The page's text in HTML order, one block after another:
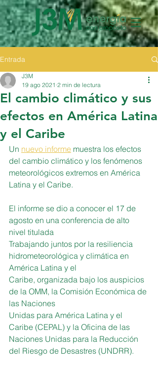
Entrada
El cambio climático y sus
efectos en América Latina
y el Caribe
J3M
19 ago 2021 2 min de lectura
Un nuevo informe muestra los efectos
del cambio climático y los fenómenos
meteorológicos extremos en América
Latina y el Caribe.
El informe se dio a conocer el 17 de
agosto en una conferencia de alto
nivel titulada
Trabajando juntos por la resiliencia
hidrometeorológica y climática en
América Latina y el
Caribe, organizada bajo los auspicios
de la OMM, la Comisión Económica de
las Naciones
Unidas para América Latina y el
Caribe (CEPAL) y la Oficina de las
Naciones Unidas para la Reducción
del Riesgo de Desastres (UNDRR).